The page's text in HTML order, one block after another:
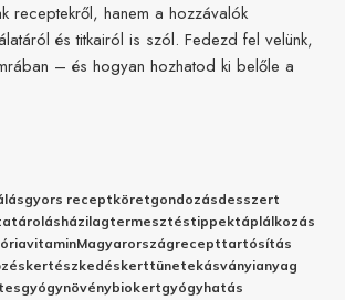
receptekről, hanem a hozzávalók
és titkairól is szól. Fedezd fel velünk,
– és hogyan hozhatod ki belőle a
gyors receptköretgondozásdesszert
tárolásházilagtermesztéstippektáplálkozás
vitaminMagyarországrecepttartósítás
kertészkedéskerttünetekásványianyag
gyógynövénybiokertgyógyhatás